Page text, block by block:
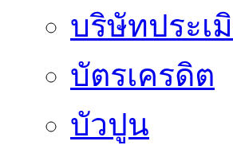
บริษัทประเ
บัตรเครดิต
บัวปูน